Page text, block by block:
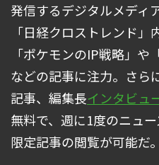
発信するデジタルメディ
「日経クロストレンド
「ポケモンのIP戦略」や
などの記事に注力。さら
記事、編集長インタビュ
無料で、週に1度のニュ
限定記事の閲覧が可能だ。